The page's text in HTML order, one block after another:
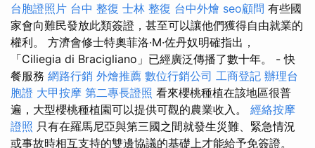
台胞證照片 台中 整復 士林 整復 台中外燴 seo顧問 有些國
家會向難民發放此類簽證，甚至可以讓他們獲得自由就業的
權利。 方濟會修士特奧菲洛·M·佐丹奴明確指出，
「Ciliegia di Bracigliano」已經廣泛傳播了數十年。 - 快
餐服務 網路行銷 外燴推薦 數位行銷公司 工商登記 辦理台
胞證 大甲按摩 第二專長證照 看來櫻桃種植在該地區很普
遍，大型櫻桃種植園可以提供可觀的農業收入。 經絡按摩
證照 只有在羅馬尼亞與第三國之間就發生災難、緊急情況
或事故時相互支持的雙邊協議的基礎上才能給予免簽證。